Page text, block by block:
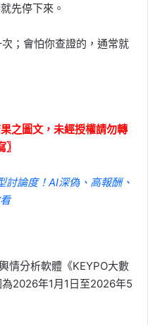
先停下來。
；會怕你查證的，通常就
之圖文，未經授權請勿轉
論度！AI深偽、高報酬、
情分析軟體《KEYPO大數
2026年1月1日至2026年5